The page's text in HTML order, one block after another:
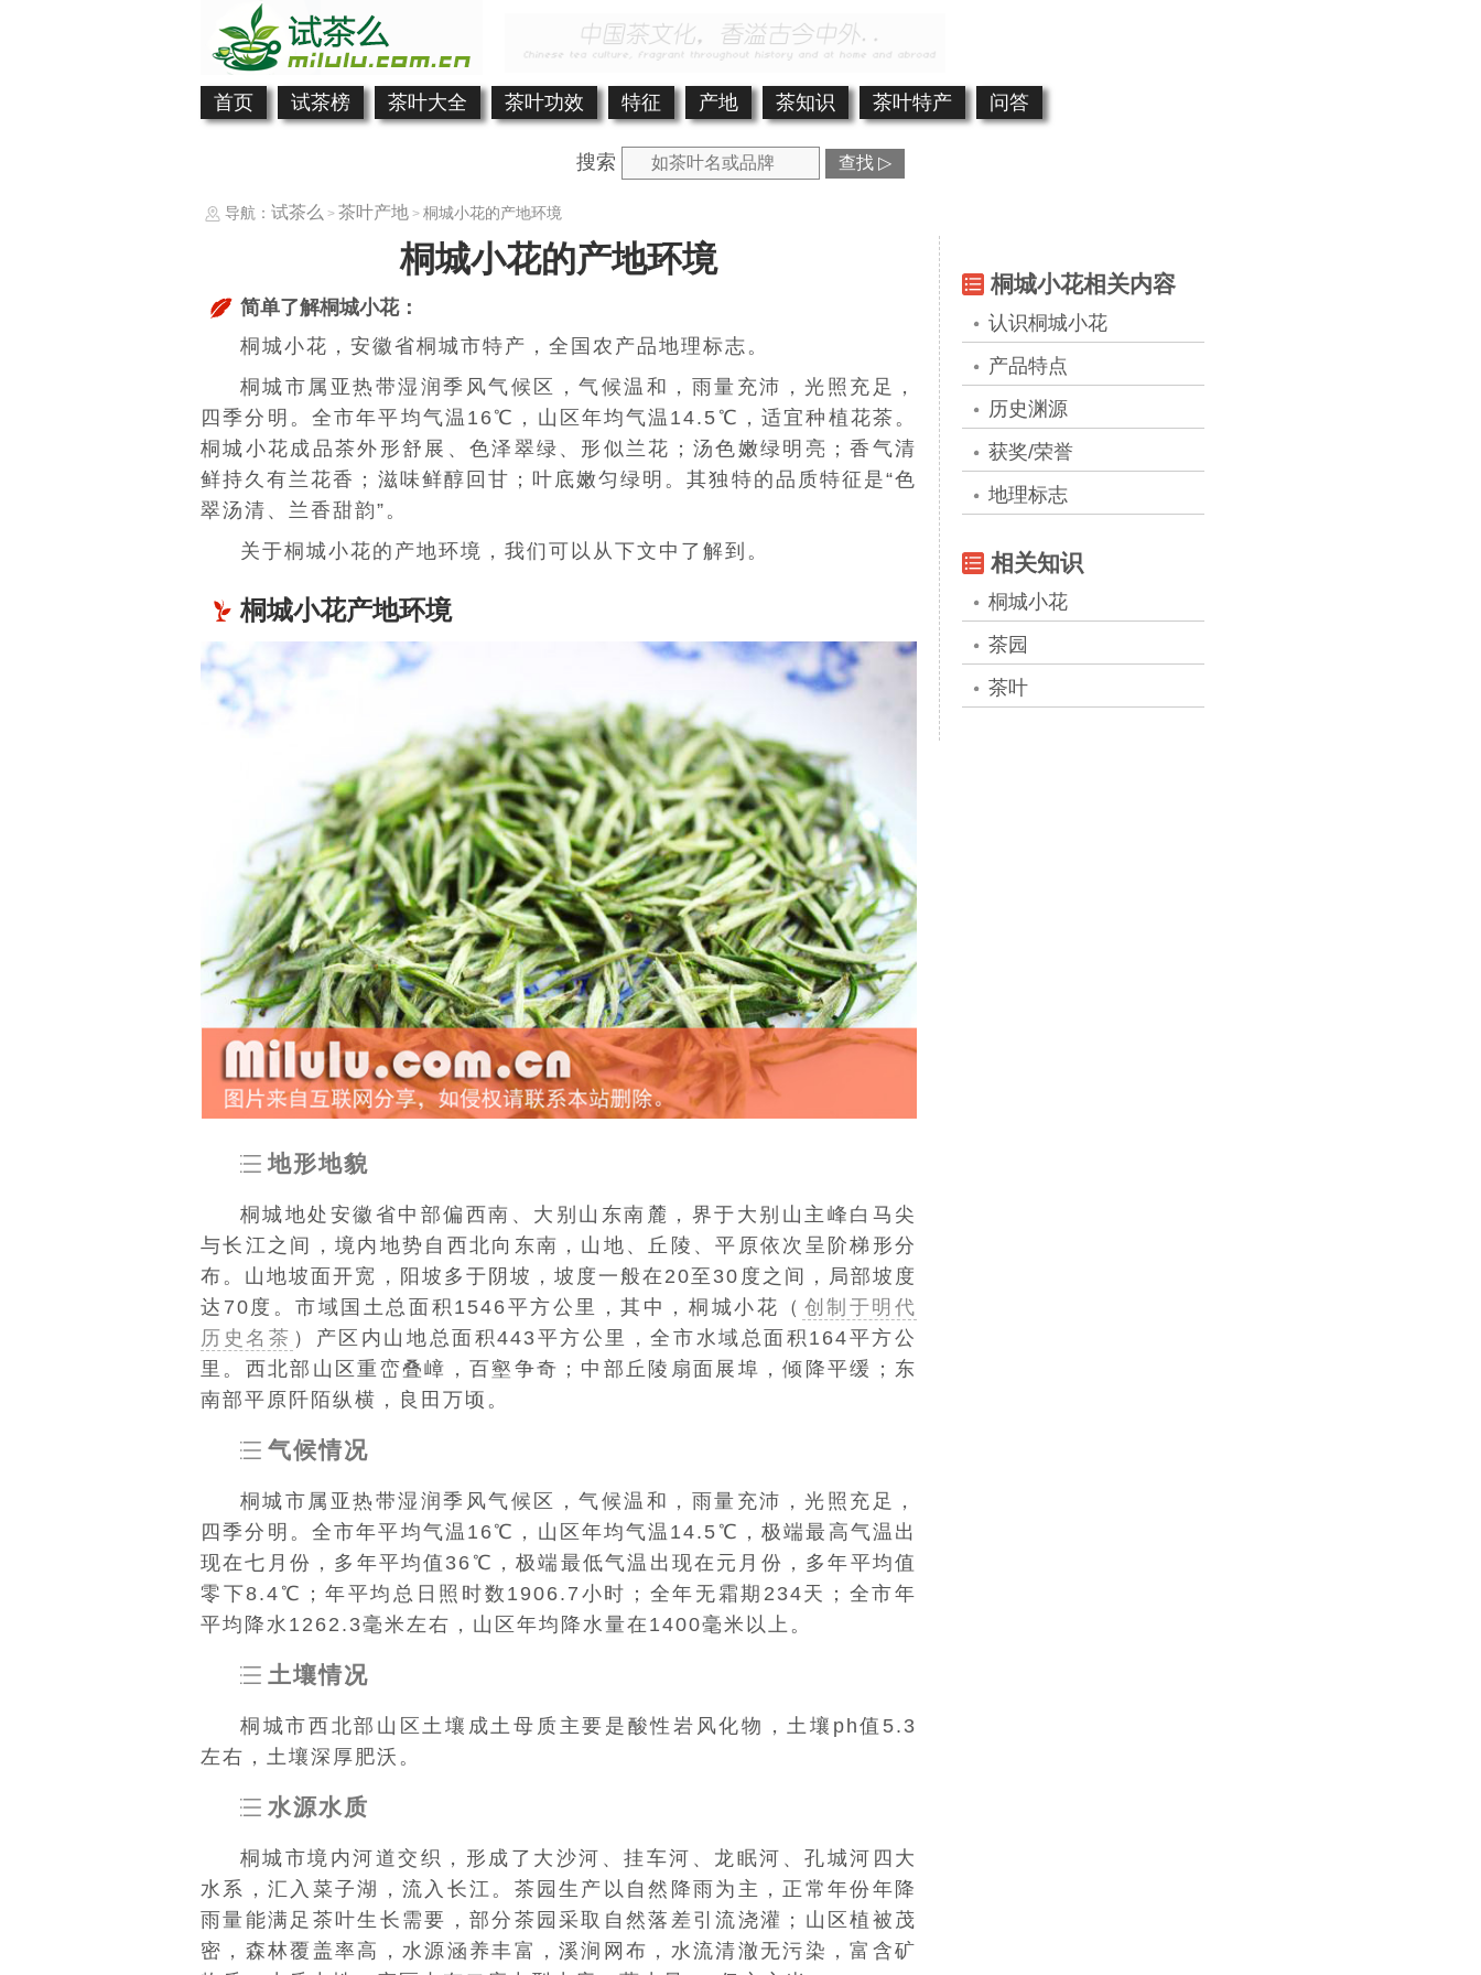
首页 试茶榜 茶叶大全 茶叶功效 特征 产地 茶知识 茶叶特产 问答
搜索 查找 ▷
导航： 试茶么 > 茶叶产地 > 桐城小花的产地环境
桐城小花的产地环境
简单了解桐城小花：
桐城小花，安徽省桐城市特产，全国农产品地理标志。
桐城市属亚热带湿润季风气候区，气候温和，雨量充沛，光照充足，
四季分明。全市年平均气温16℃，山区年均气温14.5℃，适宜种植花茶。
桐城小花成品茶外形舒展、色泽翠绿、形似兰花；汤色嫩绿明亮；香气清
鲜持久有兰花香；滋味鲜醇回甘；叶底嫩匀绿明。其独特的品质特征是“色
翠汤清、兰香甜韵”。
关于桐城小花的产地环境，我们可以从下文中了解到。
桐城小花产地环境
地形地貌
桐城地处安徽省中部偏西南、大别山东南麓，界于大别山主峰白马尖
与长江之间，境内地势自西北向东南，山地、丘陵、平原依次呈阶梯形分
布。山地坡面开宽，阳坡多于阴坡，坡度一般在20至30度之间，局部坡度
达70度。市域国土总面积1546平方公里，其中，桐城小花（ 创制于明代
历史名茶 ）产区内山地总面积443平方公里，全市水域总面积164平方公
里。西北部山区重峦叠嶂，百壑争奇；中部丘陵扇面展埠，倾降平缓；东
南部平原阡陌纵横，良田万顷。
气候情况
桐城市属亚热带湿润季风气候区，气候温和，雨量充沛，光照充足，
四季分明。全市年平均气温16℃，山区年均气温14.5℃，极端最高气温出
现在七月份，多年平均值36℃，极端最低气温出现在元月份，多年平均值
零下8.4℃；年平均总日照时数1906.7小时；全年无霜期234天；全市年
平均降水1262.3毫米左右，山区年均降水量在1400毫米以上。
土壤情况
桐城市西北部山区土壤成土母质主要是酸性岩风化物，土壤ph值5.3
左右，土壤深厚肥沃。
水源水质
桐城市境内河道交织，形成了大沙河、挂车河、龙眠河、孔城河四大
水系，汇入菜子湖，流入长江。茶园生产以自然降雨为主，正常年份年降
雨量能满足茶叶生长需要，部分茶园采取自然落差引流浇灌；山区植被茂
密，森林覆盖率高，水源涵养丰富，溪涧网布，水流清澈无污染，富含矿
桐城小花相关内容
认识桐城小花
产品特点
历史渊源
获奖/荣誉
地理标志
相关知识
桐城小花
茶园
茶叶